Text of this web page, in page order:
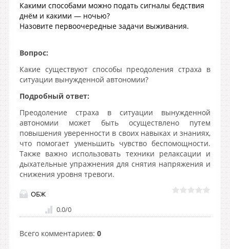
Какими способами можно подать сигналы бедствия
днём и какими — ночью?
Назовите первоочередные задачи выживания.
Вопрос:
Какие существуют способы преодоления страха в
ситуации вынужденной автономии?
Подробный ответ:
Преодоление страха в ситуации вынужденной
автономии может быть осуществлено путем
повышения уверенности в своих навыках и знаниях,
что помогает уменьшить чувство беспомощности.
Также важно использовать техники релаксации и
дыхательные упражнения для снятия напряжения и
снижения уровня тревоги.
ОБЖ
0.0/0
Всего комментариев: 0